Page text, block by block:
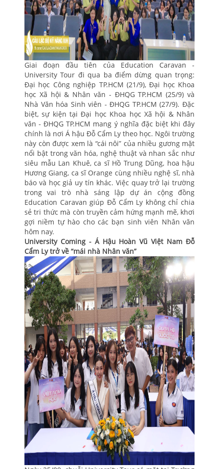
Giai đoạn đầu tiên của Education Caravan -
University Tour đi qua ba điểm dừng quan trọng:
Đại học Công nghiệp TP.HCM (21/9), Đại học Khoa
học Xã hội & Nhân văn - ĐHQG TP.HCM (25/9) và
Nhà Văn hóa Sinh viên - ĐHQG TP.HCM (27/9). Đặc
biệt, sự kiện tại Đại học Khoa học Xã hội & Nhân
văn - ĐHQG TP.HCM mang ý nghĩa đặc biệt khi đây
chính là nơi Á hậu Đỗ Cẩm Ly theo học. Ngôi trường
này còn được xem là “cái nôi” của nhiều gương mặt
nổi bật trong văn hóa, nghệ thuật và nhan sắc như
siêu mẫu Lan Khuê, ca sĩ Hồ Trung Dũng, hoa hậu
Hương Giang, ca sĩ Orange cùng nhiều nghệ sĩ, nhà
báo và học giả uy tín khác. Việc quay trở lại trường
trong vai trò nhà sáng lập dự án cộng đồng
Education Caravan giúp Đỗ Cẩm Ly không chỉ chia
sẻ tri thức mà còn truyền cảm hứng mạnh mẽ, khơi
gợi niềm tự hào cho các bạn sinh viên Nhân văn
hôm nay.
University Coming - Á Hậu Hoàn Vũ Việt Nam Đỗ
Cẩm Ly trở về “mái nhà Nhân văn”